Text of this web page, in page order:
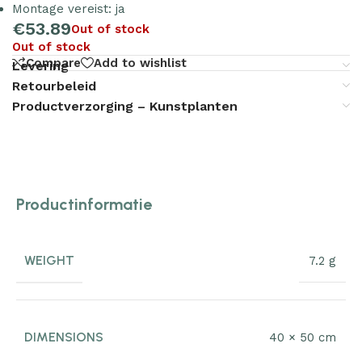
Montage vereist: ja
€53.89Out of stock
Out of stock
Compare
Add to wishlist
Levering
Retourbeleid
Productverzorging – Kunstplanten
Productinformatie
WEIGHT 7.2 g
DIMENSIONS 40 × 50 cm